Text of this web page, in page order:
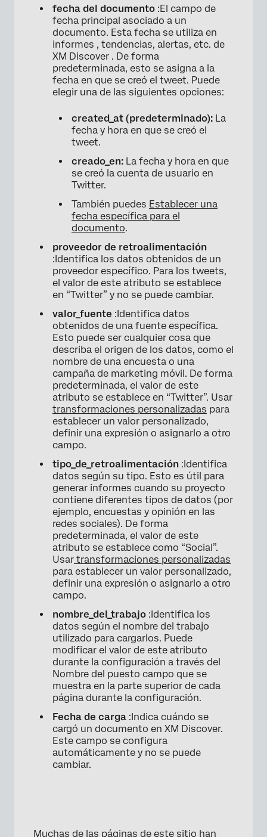
×
fecha del documento :El campo de
fecha principal asociado a un
documento. Esta fecha se utiliza en
informes , tendencias, alertas, etc. de
XM Discover . De forma
predeterminada, esto se asigna a la
fecha en que se creó el tweet. Puede
elegir una de las siguientes opciones:
created_at (predeterminado): La
fecha y hora en que se creó el
tweet.
creado_en: La fecha y hora en que
se creó la cuenta de usuario en
Twitter.
También puedes Establecer una
fecha específica para el
documento.
proveedor de retroalimentación
:Identifica los datos obtenidos de un
proveedor específico. Para los tweets,
el valor de este atributo se establece
en “Twitter” y no se puede cambiar.
valor_fuente :Identifica datos
obtenidos de una fuente específica.
Esto puede ser cualquier cosa que
describa el origen de los datos, como el
nombre de una encuesta o una
campaña de marketing móvil. De forma
predeterminada, el valor de este
atributo se establece en “Twitter”. Usar
transformaciones personalizadas para
establecer un valor personalizado,
definir una expresión o asignarlo a otro
campo.
tipo_de_retroalimentación :Identifica
datos según su tipo. Esto es útil para
generar informes cuando su proyecto
contiene diferentes tipos de datos (por
ejemplo, encuestas y opinión en las
redes sociales). De forma
predeterminada, el valor de este
atributo se establece como “Social”.
Usar transformaciones personalizadas
para establecer un valor personalizado,
definir una expresión o asignarlo a otro
campo.
nombre_del_trabajo :Identifica los
datos según el nombre del trabajo
utilizado para cargarlos. Puede
modificar el valor de este atributo
durante la configuración a través del
Nombre del puesto campo que se
muestra en la parte superior de cada
página durante la configuración.
Fecha de carga :Indica cuándo se
cargó un documento en XM Discover.
Este campo se configura
automáticamente y no se puede
cambiar.
Muchas de las páginas de este sitio han